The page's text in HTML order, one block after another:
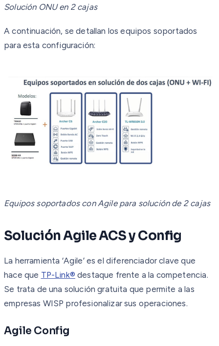
Solución ONU en 2 cajas
A continuación, se detallan los equipos soportados
para esta configuración:
Equipos soportados con Agile para solución de 2 cajas
Solución Agile ACS y Config
La herramienta ‘Agile’ es el diferenciador clave que
hace que TP-Link® destaque frente a la competencia.
Se trata de una solución gratuita que permite a las
empresas WISP profesionalizar sus operaciones.
Agile Config